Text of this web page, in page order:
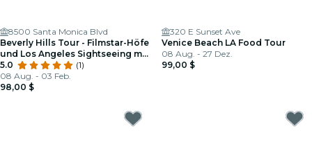
8500 Santa Monica Blvd
Beverly Hills Tour - Filmstar-Höfe
und Los Angeles Sightseeing mit
dem Elektrofahrrad
5.0
(1)
08 Aug. - 03 Feb.
98,00 $
320 E Sunset Ave
Venice Beach LA Food Tour
08 Aug. - 27 Dez.
99,00 $